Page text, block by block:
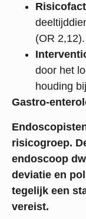
(OR 2,12).
door het
houding
Gastro-
risicogroep.
endoscoop
deviatie en
tegelijk een
vereist.